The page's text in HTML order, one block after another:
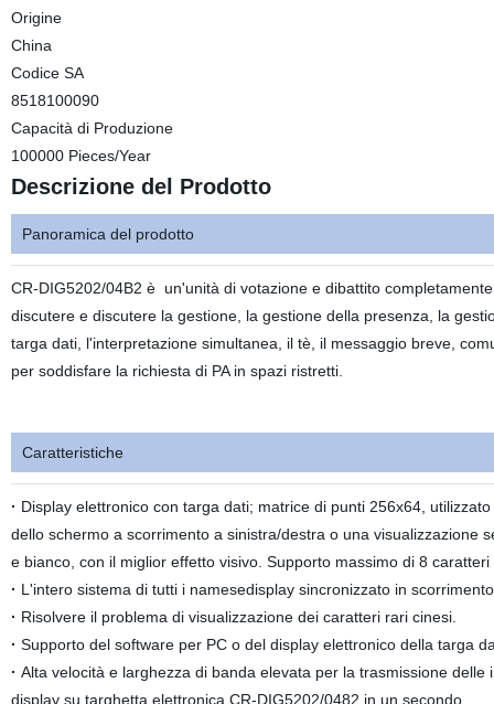
Origine
China
Codice SA
8518100090
Capacità di Produzione
100000 Pieces/Year
Descrizione del Prodotto
Panoramica del prodotto
CR-DIG5202/04B2 è un'unità di votazione e dibattito
discutere e discutere la gestione, la gestione della presenza, la
targa dati, l'interpretazione simultanea, il tè, il messaggio breve,
per soddisfare la richiesta di PA in spazi ristretti.
Caratteristiche
· Display elettronico con targa dati; matrice di punti 256x64,
dello schermo a scorrimento a sinistra/destra o una visualizzazione
e bianco, con il miglior effetto visivo. Supporto massimo di 8
· L'intero sistema di tutti i namesedisplay sincronizzato in
· Risolvere il problema di visualizzazione dei caratteri rari cinesi.
· Supporto del software per PC o del display elettronico della targa
· Alta velocità e larghezza di banda elevata per la trasmissione
display su targhetta elettronica CR-DIG5202/0482 in un secondo.